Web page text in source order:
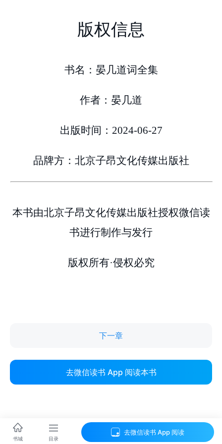
下一章
去微信读书 App 阅读本书
书城 目录
去微信读书 App 阅读